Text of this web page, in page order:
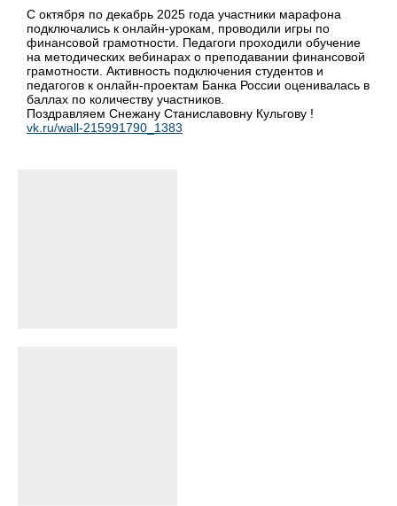
С октября по декабрь 2025 года участники марафона
подключались к онлайн-урокам, проводили игры по
финансовой грамотности. Педагоги проходили обучение
на методических вебинарах о преподавании финансовой
грамотности. Активность подключения студентов и
педагогов к онлайн-проектам Банка России оценивалась в
баллах по количеству участников.
Поздравляем Снежану Станиславовну Кульгову !
vk.ru/wall-215991790_1383